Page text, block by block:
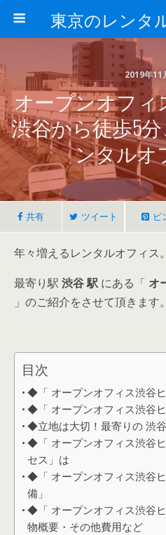
2019年11
オープンオフ
渋谷から徒歩5
ンタルオ
共有 ツイート ピ
年々増えるレンタルオフィス
最寄り駅 渋谷 駅 にある「 オ
」のご紹介をさせて頂きます。
目次
◆「 オープンオフィス渋谷
◆「 オープンオフィス渋谷
◆立地は大切！最寄りの 渋
◆「 オープンオフィス渋谷
セス」は
◆「 オープンオフィス渋谷
備」
◆「 オープンオフィス渋谷
物概要・その他費用など